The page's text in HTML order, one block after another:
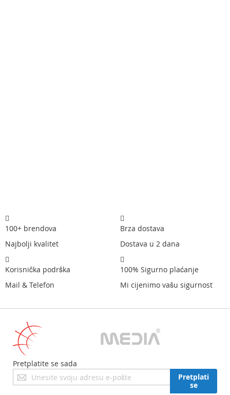
100+ brendova
Najbolji kvalitet
Brza dostava
Dostava u 2 dana
Korisnička podrška
Mail & Telefon
100% Sigurno plaćanje
Mi cijenimo vašu sigurnost
Pretplatite se sada
Prijavite
se
Pretplati
se